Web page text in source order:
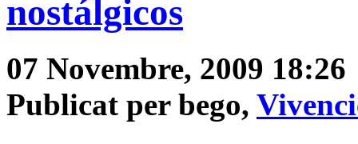
nostálgicos
07 Novembre, 2009 18:26
Publicat per bego,